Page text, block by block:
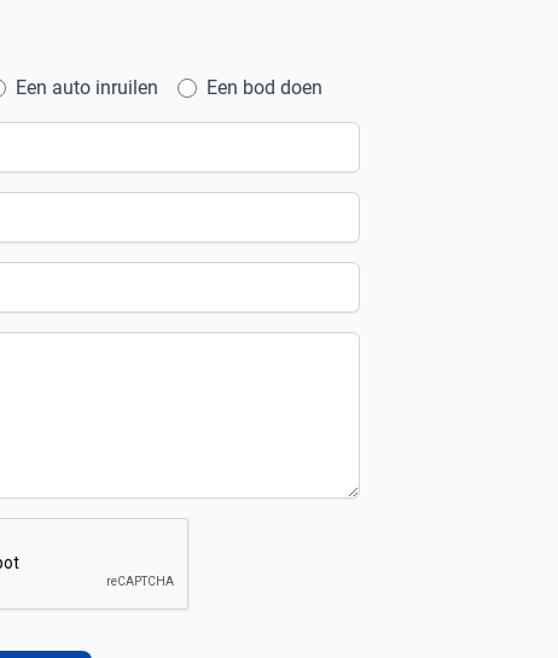
Een auto inruilen Een bod doen